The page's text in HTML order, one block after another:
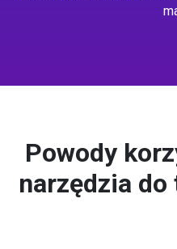
Powody
narzędzia